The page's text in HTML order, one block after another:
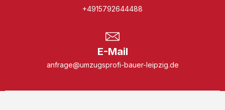
+4915792644488
E-Mail
anfrage@umzugsprofi-bauer-leipzig.de